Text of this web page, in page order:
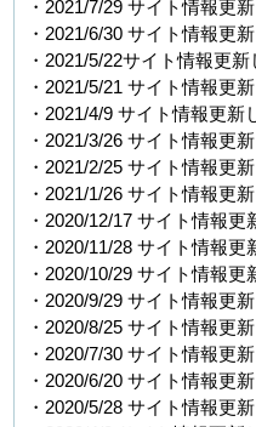
・2021/7/29 サイト情報更
・2021/6/30 サイト情報更
・2021/5/22サイト情報更新
・2021/5/21 サイト情報更
・2021/4/9 サイト情報更新
・2021/3/26 サイト情報更
・2021/2/25 サイト情報更
・2021/1/26 サイト情報更
・2020/12/17 サイト情報更
・2020/11/28 サイト情報更
・2020/10/29 サイト情報更
・2020/9/29 サイト情報更
・2020/8/25 サイト情報更
・2020/7/30 サイト情報更
・2020/6/20 サイト情報更
・2020/5/28 サイト情報更